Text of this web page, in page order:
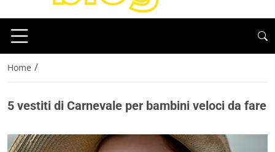
Home /
5 vestiti di Carnevale per bambini veloci da fare